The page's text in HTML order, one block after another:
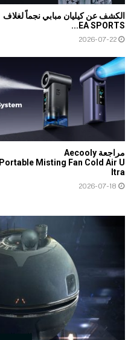
الكشف عن كيليان مبابي نجماً لغلاف
EA SPORTS...
2026-07-22
مراجعة Aecooly
Portable Misting Fan Cold Air U
ltra
2026-07-18